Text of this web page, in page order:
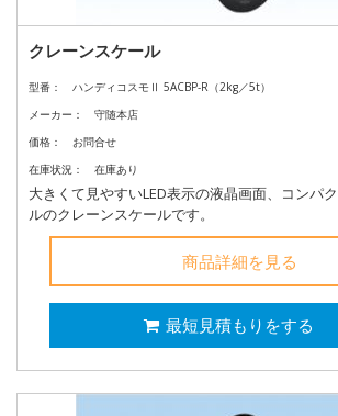
クレーンスケール
型番：
ハンディコスモⅡ 5ACBP-R（2kg／5t）
メーカー：
守随本店
価格：
お問合せ
在庫状況：
在庫あり
大きくて見やすいLED表示の液晶画面、コンパ
ルのクレーンスケールです。
商品詳細を見る
最短見積もりをする